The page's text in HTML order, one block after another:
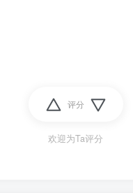
评分
欢迎为Ta评分